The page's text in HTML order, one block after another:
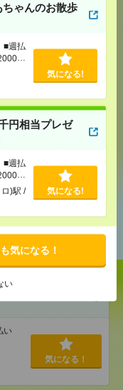
ちゃんのお散歩
■週払
円
気になる!
円相当プレゼ
■週払
円
)駅 /
気になる!
気になる！
い
LINEで送る
お散歩付き添
い
気になる！